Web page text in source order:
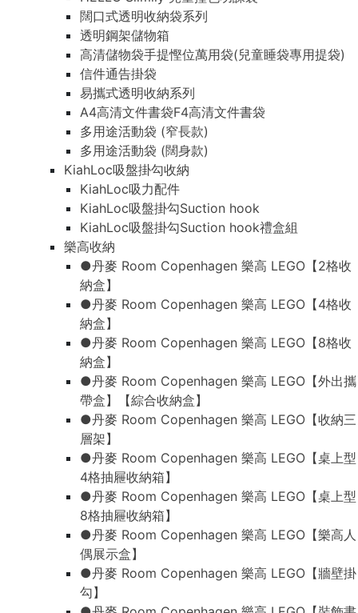
闊口式透明收納袋系列
透明鋼架儲物箱
高清儲物袋手提慳位萬用袋(兒童睡袋專用提袋)
信件通告掛袋
易攜式透明收納系列
A4高清文件書袋F4高清文件書袋
多用途活動袋 (窄長款)
多用途活動袋 (闊身款)
KiahLoc吸盤掛勾收納
KiahLoc吸力配件
KiahLoc吸盤掛勾Suction hook
KiahLoc吸盤掛勾Suction hook禮盒組
樂高收納
●丹麥 Room Copenhagen 樂高 LEGO【2格收
納盒】
●丹麥 Room Copenhagen 樂高 LEGO【4格收
納盒】
●丹麥 Room Copenhagen 樂高 LEGO【8格收
納盒】
●丹麥 Room Copenhagen 樂高 LEGO【外出攜
帶盒】【綜合收納盒】
●丹麥 Room Copenhagen 樂高 LEGO【收納三
層架】
●丹麥 Room Copenhagen 樂高 LEGO【桌上型
4格抽屜收納箱】
●丹麥 Room Copenhagen 樂高 LEGO【桌上型
8格抽屜收納箱】
●丹麥 Room Copenhagen 樂高 LEGO【樂高人
偶展示盒】
●丹麥 Room Copenhagen 樂高 LEGO【牆壁掛
勾】